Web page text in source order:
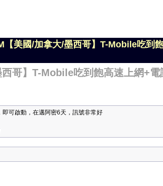
【美國/加拿大/墨西哥】T-Mobile吃到
哥】T-Mobile吃到飽高速上網+
可啟動，在邁阿密6天，訊號非常好